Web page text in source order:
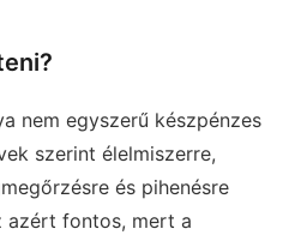
nem egyszerű készpénzes
szerint élelmiszerre,
és pihenésre
azért fontos, mert a